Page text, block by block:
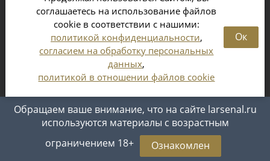
соглашаетесь на использование файлов
cookie в соответствии с нашими:
политикой конфиденциальности,
согласием на обработку персональных
данных,
политикой в отношении файлов cookie
Ок
Обращаем ваше внимание, что на сайте larsenal.ru
используются материалы с возрастным
ограничением 18+
Ознакомлен
г. Люберцы,
ул. Хлебозаводская, 8 Б